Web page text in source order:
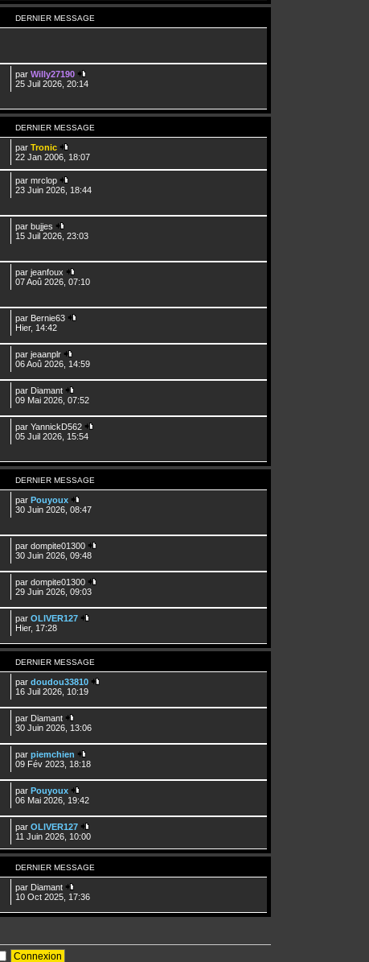
DERNIER MESSAGE
parWilly27190
25 Juil 2026, 20:14
DERNIER MESSAGE
parTronic
22 Jan 2006, 18:07
parmrclop
23 Juin 2026, 18:44
parbujjes
15 Juil 2026, 23:03
parjeanfoux
07 Aoû 2026, 07:10
par Bernie63
Hier, 14:42
parjeaanplr
06 Aoû 2026, 14:59
par Diamant
09 Mai 2026, 07:52
parYannickD562
05 Juil 2026, 15:54
DERNIER MESSAGE
parPouyoux
30 Juin 2026, 08:47
pardompite01300
30 Juin 2026, 09:48
pardompite01300
29 Juin 2026, 09:03
parOLIVER127
Hier, 17:28
DERNIER MESSAGE
pardoudou33810
16 Juil 2026, 10:19
par Diamant
30 Juin 2026, 13:06
parpiemchien
09 Fév 2023, 18:18
parPouyoux
06 Mai 2026, 19:42
parOLIVER127
11 Juin 2026, 10:00
DERNIER MESSAGE
par Diamant
10 Oct 2025, 17:36